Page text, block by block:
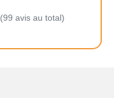
(99 avis au total)